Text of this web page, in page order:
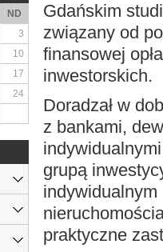
Gdańskim
związany od
finansowej
inwestorskich.
Doradzał w
z bankami,
grupą
praktyczne
ND
3
10
17
24